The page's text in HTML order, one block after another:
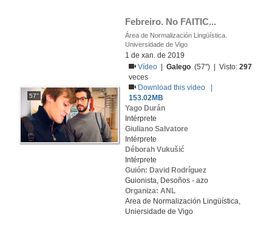
57''
Febreiro. No FAITIC...
Área de Normalización Lingüística.
Universidade de Vigo
1 de xan. de 2019
Vídeo
|Galego (57'') | Visto:297
veces
Download this video |
153.02MB
Yago Durán
Intérprete
Giuliano Salvatore
Intérprete
Déborah Vukušić
Intérprete
Guión: David Rodríguez
Guionista, Desoños - azo
Organiza: ANL
Area de Normalización Lingüística,
Uniersidade de Vigo